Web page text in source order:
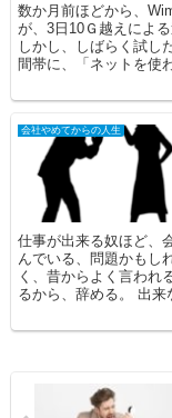
数か月前ほどから、
が、3日10Ｇ越えによ
しかし、しばらく試し
間帯に、「ネットを使
会社やめてからの人生
仕事が出来る奴ほど、
んでいる、問題かもし
く、昔からよく言われ
るから、辞める。 出来